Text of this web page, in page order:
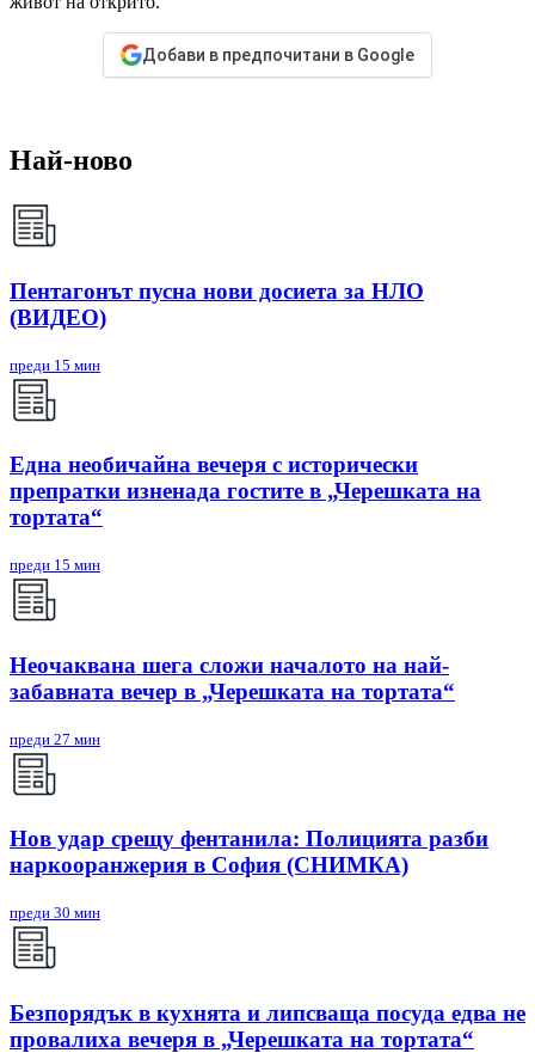
Добави в предпочитани в Google
Най-ново
Пентагонът пусна нови досиета за НЛО
(ВИДЕО)
преди 15 мин
Една необичайна вечеря с исторически
препратки изненада гостите в „Черешката на
тортата“
преди 15 мин
Неочаквана шега сложи началото на най-
забавната вечер в „Черешката на тортата“
преди 27 мин
Нов удар срещу фентанила: Полицията разби
наркооранжерия в София (СНИМКА)
преди 30 мин
Безпорядък в кухнята и липсваща посуда едва не
провалиха вечеря в „Черешката на тортата“